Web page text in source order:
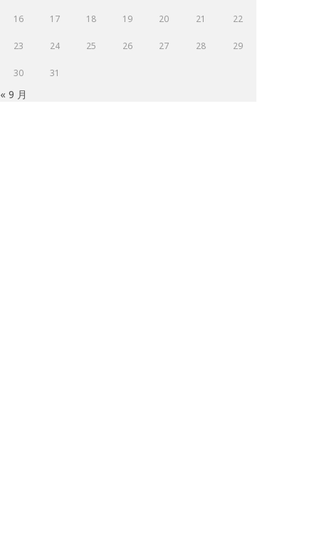
16 17 18 19 20 21 22
23 24 25 26 27 28 29
30 31
« 9 月